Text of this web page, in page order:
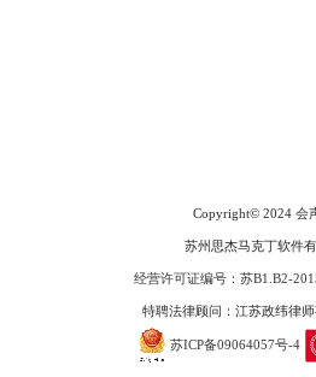
Copyright© 2024 会
苏州思杰马克丁软件
经营许可证编号：苏B1.B2-
特聘法律顾问：江苏政纬律
苏ICP备09064057号-4